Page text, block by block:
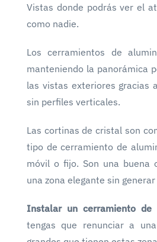
Vistas donde podrás ver el
como nadie.
Los cerramientos de
manteniendo la panorámica
las vistas exteriores gracias
sin perfiles verticales.
Las cortinas de cristal son
tipo de cerramiento de
móvil o fijo. Son una buena
una zona elegante sin
Instalar un cerramiento de
tengas que renunciar a